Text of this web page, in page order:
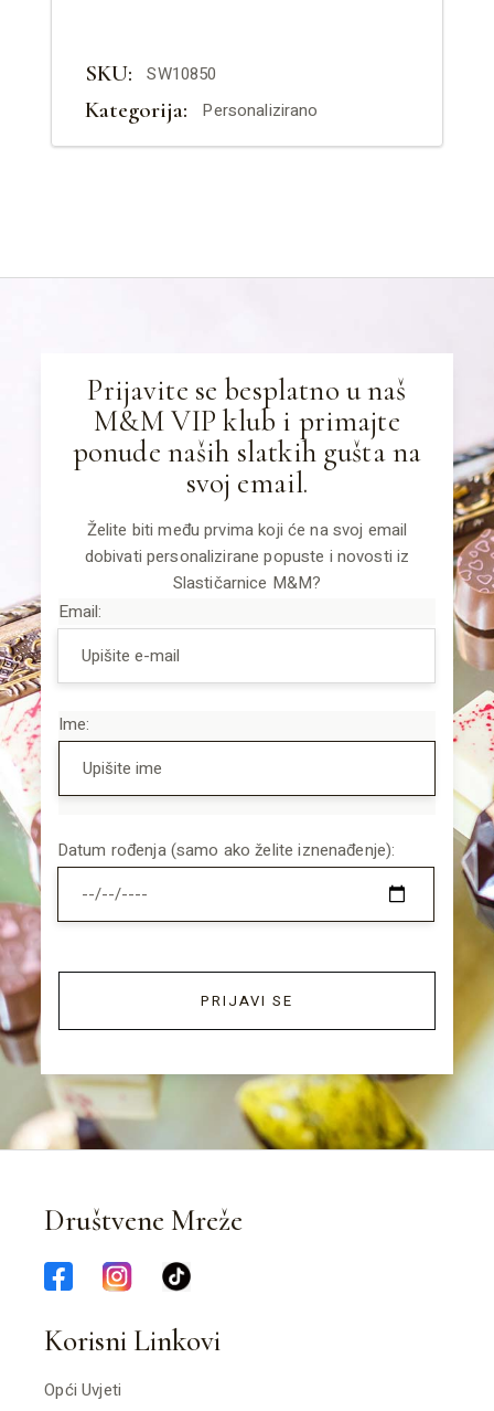
SKU: SW10850
Kategorija: Personalizirano
Prijavite se besplatno u naš
M&M VIP klub i primajte
ponude naših slatkih gušta na
svoj email.
Želite biti među prvima koji će na svoj email
dobivati personalizirane popuste i novosti iz
Slastičarnice M&M?
Email:
Ime:
Datum rođenja (samo ako želite iznenađenje):
PRIJAVI SE
Društvene Mreže
Korisni Linkovi
Opći Uvjeti